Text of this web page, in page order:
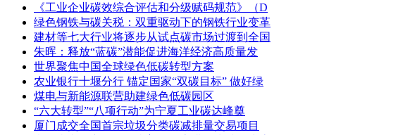
《工业企业碳效综合评估和分级赋码规范》（D
绿色钢铁与碳关税：双重驱动下的钢铁行业变革
建材等七大行业将逐步从试点碳市场过渡到全国
朱晖：释放“蓝碳”潜能促进海洋经济高质量发
世界聚焦中国全球绿色低碳转型方案
农业银行十堰分行 锚定国家“双碳目标” 做好绿
煤电与新能源联营助建绿色低碳园区
“六大转型”“八项行动”为宁夏工业碳达峰奠
厦门成交全国首宗垃圾分类碳减排量交易项目